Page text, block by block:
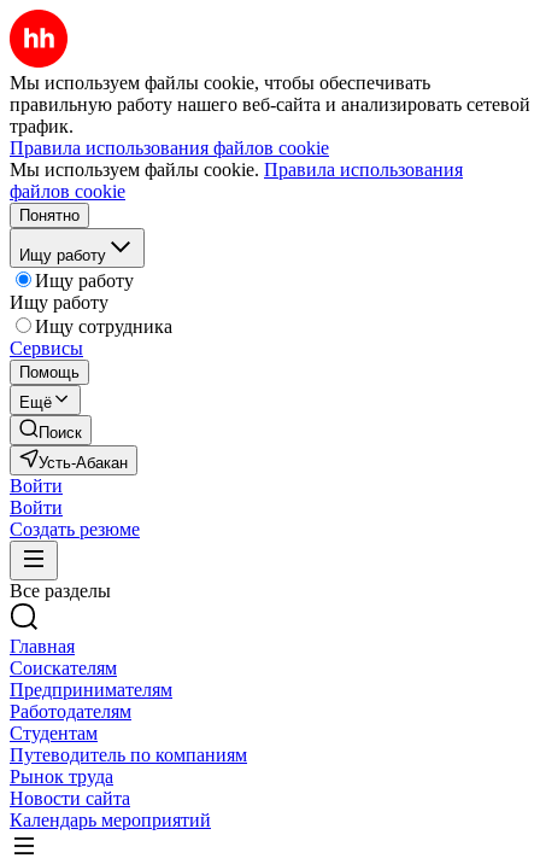
Мы используем файлы cookie, чтобы обеспечивать
правильную работу нашего веб-сайта и анализировать сетевой
трафик.
Правила использования файлов cookie
Мы используем файлы cookie. Правила использования
файлов cookie
Понятно
Ищу работу
Ищу работу
Ищу работу
Ищу сотрудника
Сервисы
Помощь
Ещё
Поиск
Усть-Абакан
Войти
Войти
Создать резюме
Все разделы
Главная
Соискателям
Предпринимателям
Работодателям
Студентам
Путеводитель по компаниям
Рынок труда
Новости сайта
Календарь мероприятий